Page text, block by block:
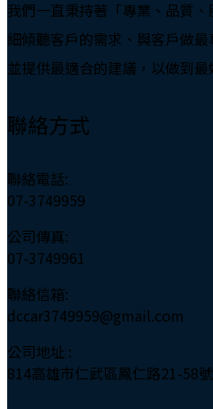
我們一直秉持著「專業、品質
細傾聽客戶的需求、與客戶做
並提供最適合的建議，以做到最
聯絡方式
聯絡電話:
07-3749959
公司傳真:
07-3749961
聯絡信箱:
dccar3749959@gmail.com
公司地址 :
814高雄市仁武區鳳仁路21-58號